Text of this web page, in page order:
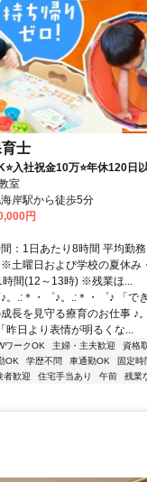
士
入社祝金10万⭐年休120日
室
岸駅から徒歩5分
円
：1日あたり8時間 平均勤
土曜日および学校の夏休み
間(12～13時) ※残業ほ...
。.:＊・゜♪。.:＊・゜♪ 「で
長を見守る療育のお仕事 ♪
昨日より表情が明るくな...
ワークOK 主婦・主夫歓迎
資格
OK 学歴不問 車通勤OK 固定時
者歓迎 住宅手当あり 午前 残業